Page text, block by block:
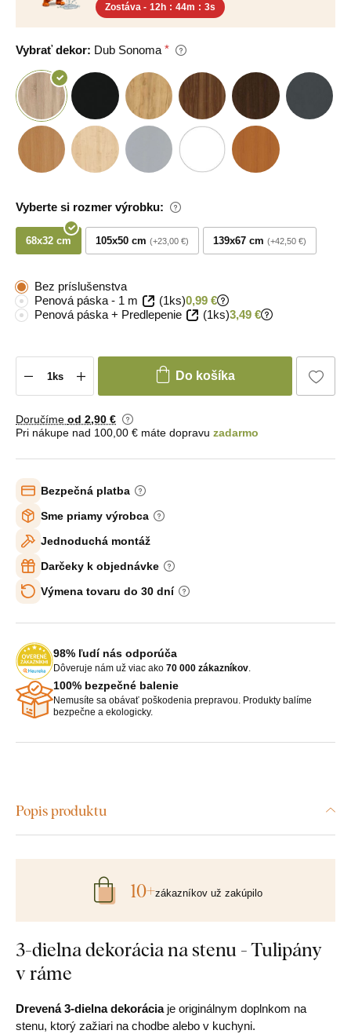
Zostáva - 12h : 44m : 2s
Vybrať dekor: Dub Sonoma
Vyberte si rozmer výrobku:
68x32 cm 105x50 cm +23,00 € 139x67 cm +42,50 €
Bez príslušenstva
Penová páska - 1 m
(1ks)0,99 €
Penová páska + Predlepenie
(1ks)3,49 €
Do košíka
Doručíme od 2,90 €
Pri nákupe nad 100,00 € máte dopravu zadarmo
Bezpečná platba
Sme priamy výrobca
Jednoduchá montáž
Darčeky k objednávke
Výmena tovaru do 30 dní
98% ľudí nás odporúča
Dôveruje nám už viac ako 70 000 zákazníkov.
100% bezpečné balenie
Nemusíte sa obávať poškodenia prepravou. Produkty balíme
bezpečne a ekologicky.
Popis produktu
3-dielna dekorácia na stenu - Tulipány
v ráme
Drevená 3-dielna dekoráciaje originálnym doplnkom na
stenu, ktorý zažiari na chodbe alebo v kuchyni.
10+zákazníkov už zakúpilo